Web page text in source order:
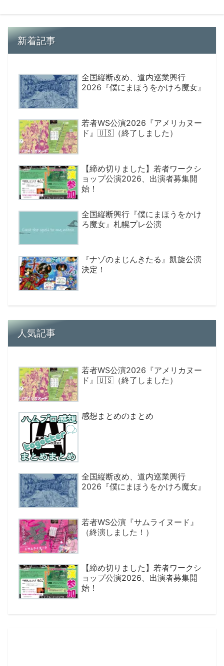
新着記事
全国縦断改め、道内巡業興行
2026『僕にまほうをかけろ魔女』
若者WS公演2026『アメリカヌー
ド』🇺🇸（終了しました）
【締め切りました】若者ワークシ
ョップ公演2026、出演者募集開
始！
全国縦断興行『僕にまほうをかけ
ろ魔女』札幌プレ公演
『ナゾのまじんきたる』凱旋公演
決定！
人気記事
若者WS公演2026『アメリカヌー
ド』🇺🇸（終了しました）
感想まとめのまとめ
全国縦断改め、道内巡業興行
2026『僕にまほうをかけろ魔女』
若者WS公演『サムライヌード』
（終演しました！）
【締め切りました】若者ワークシ
ョップ公演2026、出演者募集開
始！